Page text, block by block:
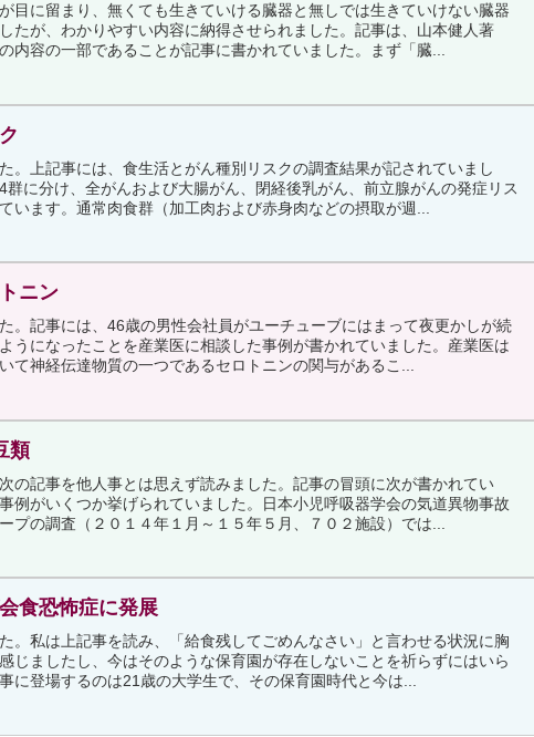
目に留まり、無くても生きていける臓器と無しでは生きていけない臓器
たが、わかりやすい内容に納得させられました。記事は、山本健人著
内容の一部であることが記事に書かれていました。まず「臓...
。上記事には、食生活とがん種別リスクの調査結果が記されていまし
群に分け、全がんおよび大腸がん、閉経後乳がん、前立腺がんの発症リス
います。通常肉食群（加工肉および赤身肉などの摂取が週...
ニン
。記事には、46歳の男性会社員がユーチューブにはまって夜更かしが続
うになったことを産業医に相談した事例が書かれていました。産業医は
て神経伝達物質の一つであるセロトニンの関与があるこ...
類
の記事を他人事とは思えず読みました。記事の冒頭に次が書かれてい
例がいくつか挙げられていました。日本小児呼吸器学会の気道異物事故
プの調査（２０１４年１月～１５年５月、７０２施設）では...
食恐怖症に発展
。私は上記事を読み、「給食残してごめんなさい」と言わせる状況に胸
じましたし、今はそのような保育園が存在しないことを祈らずにはいら
に登場するのは21歳の大学生で、その保育園時代と今は...